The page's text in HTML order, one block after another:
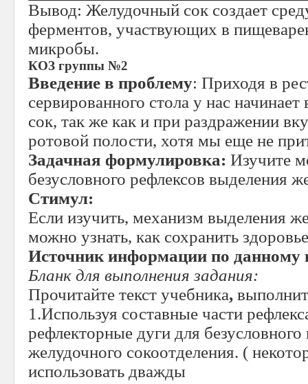
Вывод: Желудочный сок создает
ферментов, участвующих в
микробы.
КОЗ группы №2
Введение в проблему: Приходя в
сервированного стола у нас
сок, так же как и при раздражении
ротовой полости, хотя мы еще не
Задачная формулировка: Изучите
безусловного рефлексов выделения
Стимул:
Если изучить, механизм выделения
можно узнать, как сохранить
Источник информации по данному
Бланк для выполнения задания:
Прочитайте текст учебника,
1.Используя составные части
рефлекторные дуги для
желудочного сокоотделения. (
использовать дважды